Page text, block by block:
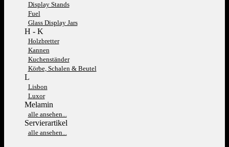
Display Stands
Fuel
Glass Display Jars
H - K
Holzbretter
Kannen
Kuchenständer
Körbe, Schalen & Beutel
L
Lisbon
Luxor
Melamin
alle ansehen...
Servierartikel
alle ansehen...